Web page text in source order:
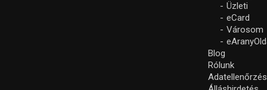
Üzleti
eCard
Városom
Blog
Rólunk
Adatellenőrzés